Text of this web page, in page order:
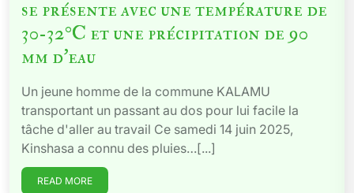
se présente avec une température de
30-32°C et une précipitation de 90
mm d’eau
Un jeune homme de la commune KALAMU
transportant un passant au dos pour lui facile la
tâche d'aller au travail Ce samedi 14 juin 2025,
Kinshasa a connu des pluies…[...]
READ MORE